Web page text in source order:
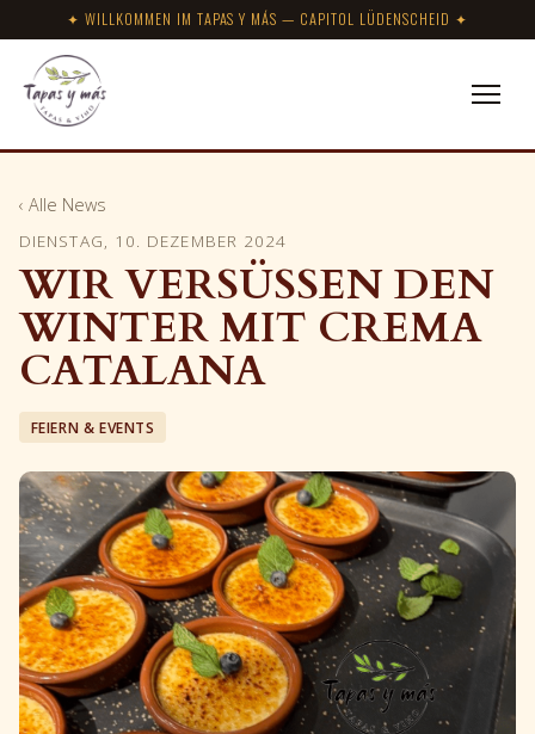
✦ WILLKOMMEN IM TAPAS Y MÁS — CAPITOL LÜDENSCHEID ✦
‹ Alle News
DIENSTAG, 10. DEZEMBER 2024
WIR VERSÜSSEN DEN
WINTER MIT CREMA
CATALANA
FEIERN & EVENTS